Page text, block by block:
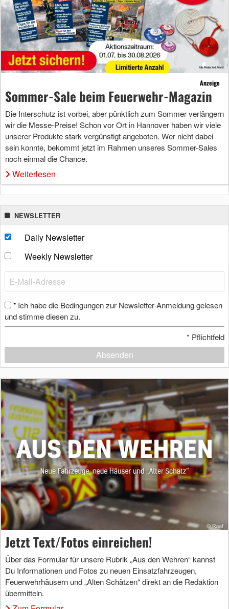
Anzeige
Sommer-Sale beim Feuerwehr-Magazin
Die Interschutz ist vorbei, aber pünktlich zum Sommer verlängern
wir die Messe-Preise! Schon vor Ort in Hannover haben wir viele
unserer Produkte stark vergünstigt angeboten. Wer nicht dabei
sein konnte, bekommt jetzt im Rahmen unseres Sommer-Sales
noch einmal die Chance.
Weiterlesen
NEWSLETTER
Daily Newsletter
Weekly Newsletter
* Ich habe die Bedingungen zur Newsletter-Anmeldung gelesen
und stimme diesen zu.
* Pflichtfeld
Absenden
Jetzt Text/Fotos einreichen!
Über das Formular für unsere Rubrik „Aus den Wehren“ kannst
Du Informationen und Fotos zu neuen Einsatzfahrzeugen,
Feuerwehrhäusern und „Alten Schätzen“ direkt an die Redaktion
übermitteln.